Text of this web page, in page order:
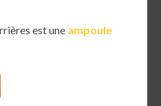
est une ampoule